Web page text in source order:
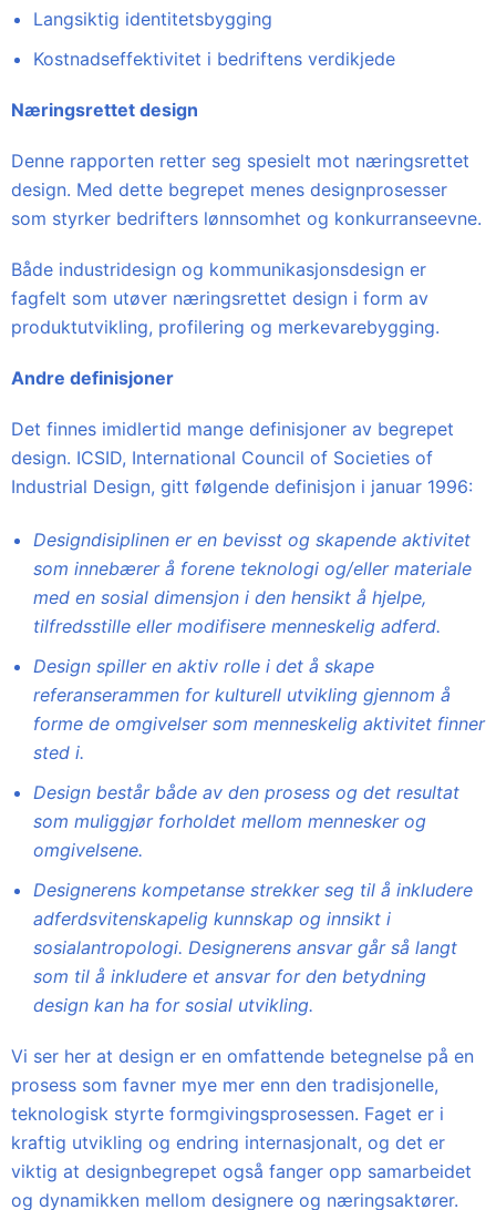
Langsiktig identitetsbygging
Kostnadseffektivitet i bedriftens verdikjede
Næringsrettet design
Denne rapporten retter seg spesielt mot næringsrettet
design. Med dette begrepet menes designprosesser
som styrker bedrifters lønnsomhet og konkurranseevne.
Både industridesign og kommunikasjonsdesign er
fagfelt som utøver næringsrettet design i form av
produktutvikling, profilering og merkevarebygging.
Andre definisjoner
Det finnes imidlertid mange definisjoner av begrepet
design. ICSID, International Council of Societies of
Industrial Design, gitt følgende definisjon i januar 1996:
Designdisiplinen er en bevisst og skapende aktivitet
som innebærer å forene teknologi og/eller materiale
med en sosial dimensjon i den hensikt å hjelpe,
tilfredsstille eller modifisere menneskelig adferd.
Design spiller en aktiv rolle i det å skape
referanserammen for kulturell utvikling gjennom å
forme de omgivelser som menneskelig aktivitet finner
sted i.
Design består både av den prosess og det resultat
som muliggjør forholdet mellom mennesker og
omgivelsene.
Designerens kompetanse strekker seg til å inkludere
adferdsvitenskapelig kunnskap og innsikt i
sosialantropologi. Designerens ansvar går så langt
som til å inkludere et ansvar for den betydning
design kan ha for sosial utvikling.
Vi ser her at design er en omfattende betegnelse på en
prosess som favner mye mer enn den tradisjonelle,
teknologisk styrte formgivingsprosessen. Faget er i
kraftig utvikling og endring internasjonalt, og det er
viktig at designbegrepet også fanger opp samarbeidet
og dynamikken mellom designere og næringsaktører.